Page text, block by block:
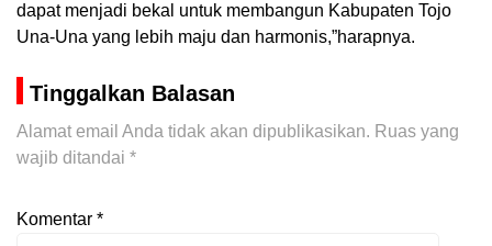
dapat menjadi bekal untuk membangun Kabupaten Tojo
Una-Una yang lebih maju dan harmonis,”harapnya.
Tinggalkan Balasan
Alamat email Anda tidak akan dipublikasikan. Ruas yang
wajib ditandai *
Komentar *